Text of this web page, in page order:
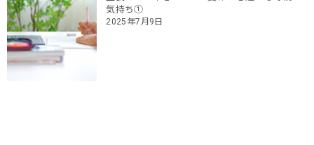
気持ち①
2025年7月9日